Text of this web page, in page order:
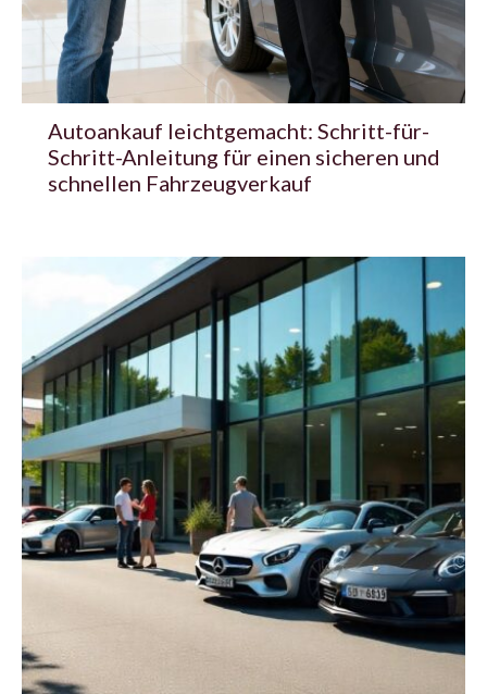
Autoankauf leichtgemacht: Schritt-für-
Schritt-Anleitung für einen sicheren und
schnellen Fahrzeugverkauf